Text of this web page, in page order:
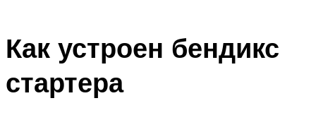
Как устроен бендикс
стартера